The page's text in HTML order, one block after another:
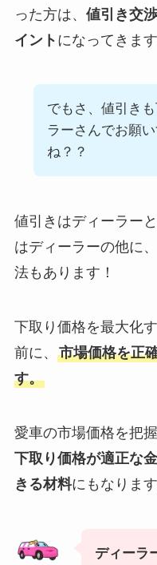
った方は、 値引き交
イント になってきます
でもさ、値引き
ラーさんでお願
ね？？
値引きはディーラー
はディーラーの他に
法もあります！
下取り価格を最大化
前に、 市場価格を正
す。
愛車の市場価格を把
下取り価格が適正な
きる材料にもなります
ディーラ